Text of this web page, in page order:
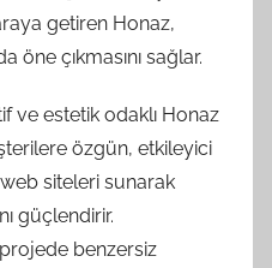
getiren Honaz,
öne çıkmasını sağlar.
ve estetik odaklı Honaz
özgün, etkileyici
siteleri sunarak
güçlendirir.
benzersiz